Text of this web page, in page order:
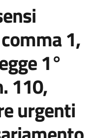
1,
1°
110,
urgenti